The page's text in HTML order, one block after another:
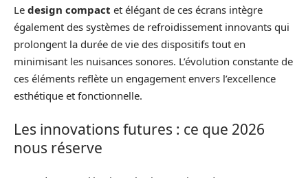
Le design compact et élégant de ces écrans intègre
également des systèmes de refroidissement innovants qui
prolongent la durée de vie des dispositifs tout en
minimisant les nuisances sonores. L’évolution constante de
ces éléments reflète un engagement envers l’excellence
esthétique et fonctionnelle.
Les innovations futures : ce que 2026
nous réserve